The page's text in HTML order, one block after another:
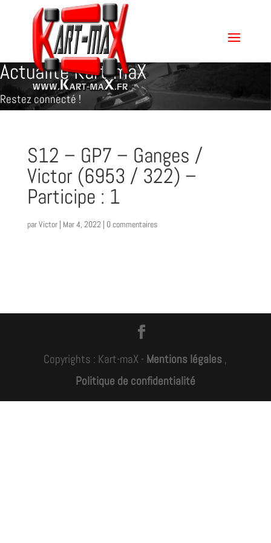
Actualité Kart-maX
Restez connecté !
S12 – GP7 – Ganges /
Victor (6953 / 322) –
Participe : 1
parVictor| Mar 4, 2022 | 0 commentaires
Copyrights : Kart-maX - Mentions légales ,
Politique de confidentialité